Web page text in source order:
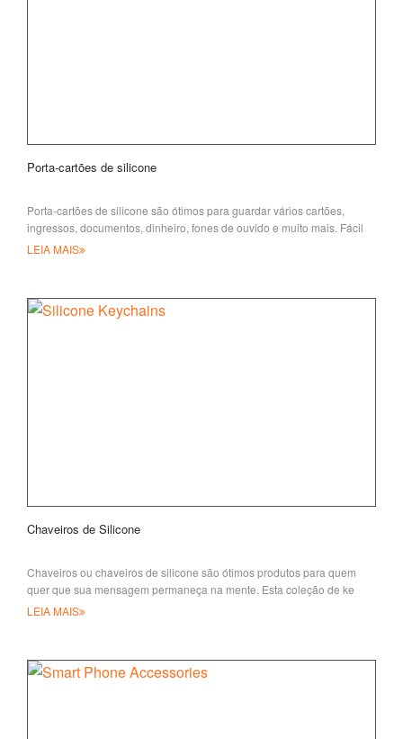
Porta-cartões de silicone
Porta-cartões de silicone são ótimos para guardar vários cartões,
ingressos, documentos, dinheiro, fones de ouvido e muito mais. Fácil
de usar, só adesivo
LEIA MAIS
Chaveiros de Silicone
Chaveiros ou chaveiros de silicone são ótimos produtos para quem
quer que sua mensagem permaneça na mente. Esta coleção de ke
LEIA MAIS